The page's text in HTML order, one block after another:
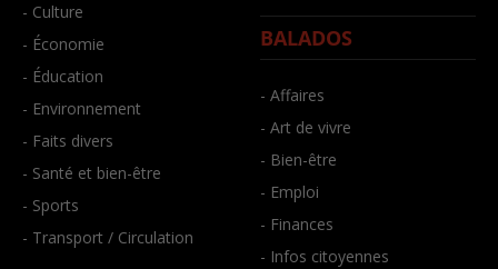
- Culture
- Économie
- Éducation
- Environnement
- Faits divers
- Santé et bien-être
- Sports
- Transport / Circulation
BALADOS
- Affaires
- Art de vivre
- Bien-être
- Emploi
- Finances
- Infos citoyennes